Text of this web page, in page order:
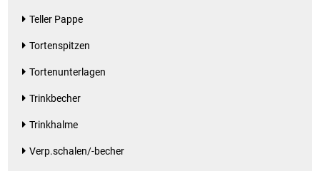
Salz
Schinken
Schokolade
Teller Pappe
Tortenspitzen
Tortenunterlagen
Trinkbecher
Trinkhalme
Verp.schalen/-becher